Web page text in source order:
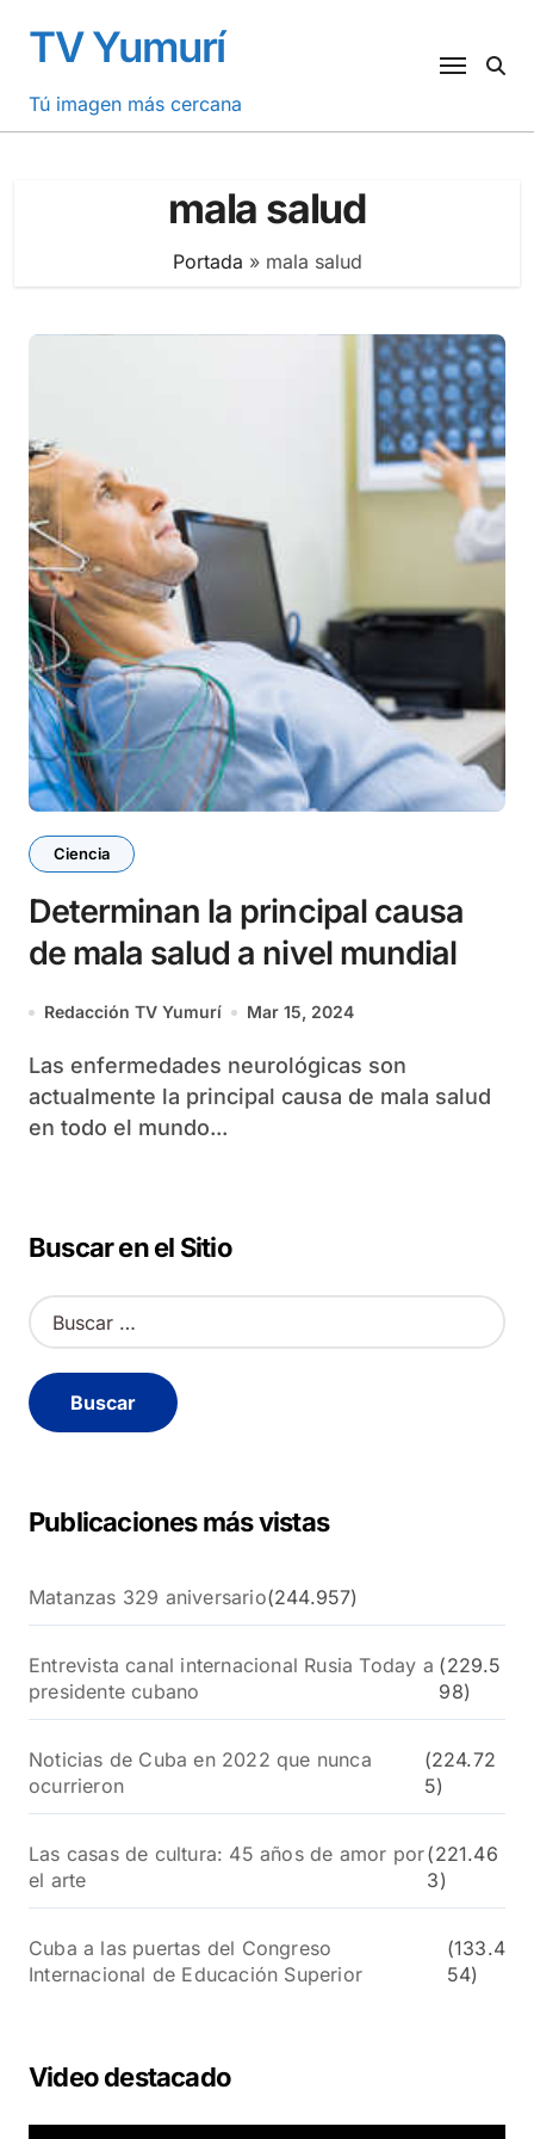
contenido
TV Yumurí
Tú imagen más cercana
mala salud
Portada » mala salud
Ciencia
Determinan la principal causa
de mala salud a nivel mundial
Redacción TV Yumurí Mar 15, 2024
Las enfermedades neurológicas son
actualmente la principal causa de mala salud
en todo el mundo...
Buscar en el Sitio
B
u
c
a
Publicaciones más vistas
Matanzas 329 aniversario(244.957)
Entrevista canal internacional Rusia Today a
presidente cubano
(229.5
98)
Noticias de Cuba en 2022 que nunca
ocurrieron
(224.72
5)
Las casas de cultura: 45 años de amor por
el arte
(221.46
3)
Cuba a las puertas del Congreso
Internacional de Educación Superior
(133.4
54)
Video destacado